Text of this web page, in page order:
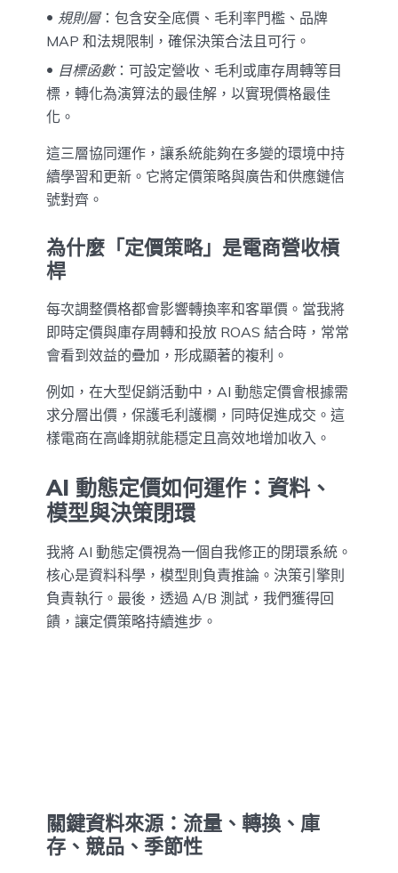
規則層：包含安全底價、毛利率門檻、品牌
MAP 和法規限制，確保決策合法且可行。
目標函數：可設定營收、毛利或庫存周轉等目
標，轉化為演算法的最佳解，以實現價格最佳
化。
這三層協同運作，讓系統能夠在多變的環境中持
續學習和更新。它將定價策略與廣告和供應鏈信
號對齊。
為什麼「定價策略」是電商營收槓
桿
每次調整價格都會影響轉換率和客單價。當我將
即時定價與庫存周轉和投放 ROAS 結合時，常常
會看到效益的疊加，形成顯著的複利。
例如，在大型促銷活動中，AI 動態定價會根據需
求分層出價，保護毛利護欄，同時促進成交。這
樣電商在高峰期就能穩定且高效地增加收入。
AI 動態定價如何運作：資料、
模型與決策閉環
我將 AI 動態定價視為一個自我修正的閉環系統。
核心是資料科學，模型則負責推論。決策引擎則
負責執行。最後，透過 A/B 測試，我們獲得回
饋，讓定價策略持續進步。
關鍵資料來源：流量、轉換、庫
存、競品、季節性